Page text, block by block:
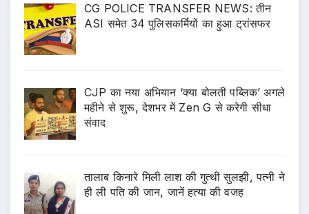
CG POLICE TRANSFER NEWS: तीन
ASI समेत 34 पुलिसकर्मियों का हुआ ट्रांसफर
CJP का नया अभियान ‘क्या बोलती पब्लिक’ अगले
महीने से शुरू, देशभर में Zen G से करेगी सीधा
संवाद
तालाब किनारे मिली लाश की गुत्थी सुलझी, पत्नी ने
ही ली पति की जान, जानें हत्या की वजह